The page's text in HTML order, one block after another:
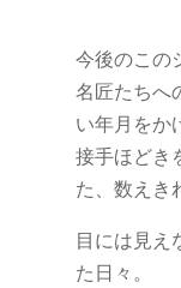
今後のこの
名匠たちへ
い年月をか
接手ほどき
た、数えき
目には見え
た日々。